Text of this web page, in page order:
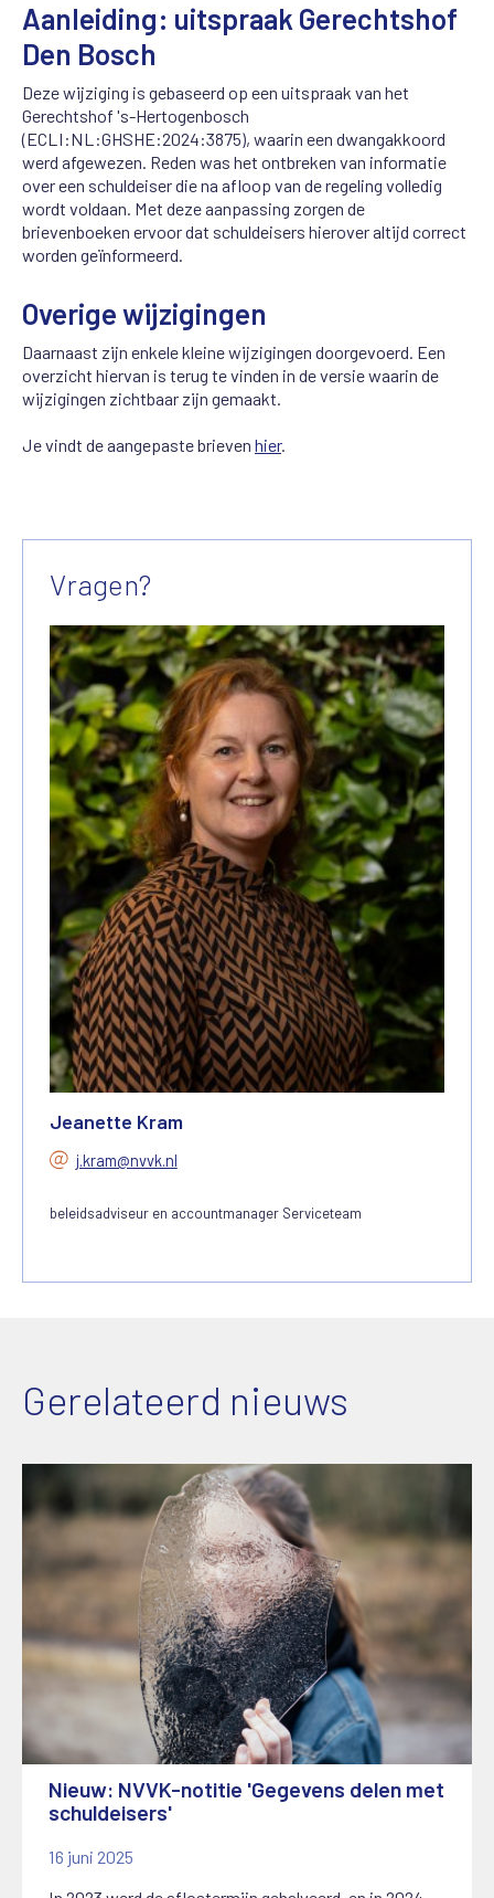
Aanleiding: uitspraak Gerechtshof
Den Bosch
Deze wijziging is gebaseerd op een uitspraak van het
Gerechtshof 's-Hertogenbosch
(ECLI:NL:GHSHE:2024:3875), waarin een dwangakkoord
werd afgewezen. Reden was het ontbreken van informatie
over een schuldeiser die na afloop van de regeling volledig
wordt voldaan. Met deze aanpassing zorgen de
brievenboeken ervoor dat schuldeisers hierover altijd correct
worden geïnformeerd.
Overige wijzigingen
Daarnaast zijn enkele kleine wijzigingen doorgevoerd. Een
overzicht hiervan is terug te vinden in de versie waarin de
wijzigingen zichtbaar zijn gemaakt.
Je vindt de aangepaste brieven hier.
Vragen?
Jeanette Kram
j.kram@nvvk.nl
beleidsadviseur en accountmanager Serviceteam
Gerelateerd nieuws
Nieuw: NVVK-notitie 'Gegevens delen met
schuldeisers'
16 juni 2025